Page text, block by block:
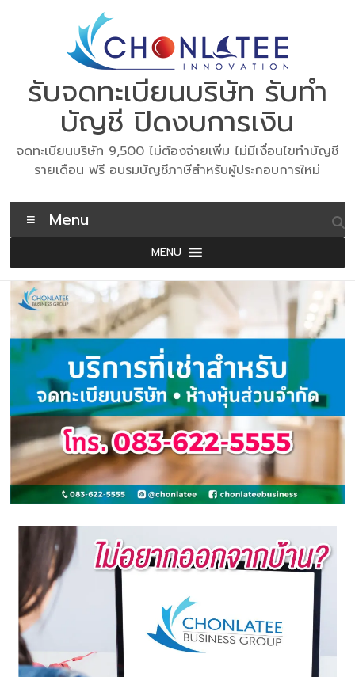
รับจดทะเบียนบริษัท รับทำ
บัญชี ปิดงบการเงิน
จดทะเบียนบริษัท 9,500 ไม่ต้องจ่ายเพิ่ม ไม่มีเงื่อนไขทำบัญชี
รายเดือน ฟรี อบรมบัญชีภาษีสำหรับผู้ประกอบการใหม่
Menu
MENU